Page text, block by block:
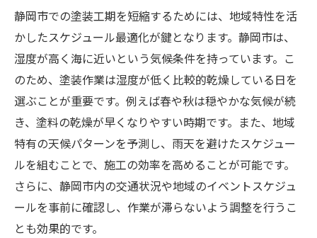
環境に優しい塗料の選定基準
塗装面に適した下地材の選び方
コストパフォーマンスの高い材料リスト
メーカー直送によるコスト削減術
材料品質の検証方法
静岡市特有の天候を考慮した塗装工期の短縮秘
策
雨季対策としての防水塗料
高湿度に強い塗装テクニック
風の影響を最小限にする施工方法
静岡市での塗装工期を短縮するためには、地域特性を活
かしたスケジュール最適化が鍵となります。静岡市は、
湿度が高く海に近いという気候条件を持っています。こ
のため、塗装作業は湿度が低く比較的乾燥している日を
選ぶことが重要です。例えば春や秋は穏やかな気候が続
き、塗料の乾燥が早くなりやすい時期です。また、地域
特有の天候パターンを予測し、雨天を避けたスケジュー
ルを組むことで、施工の効率を高めることが可能です。
さらに、静岡市内の交通状況や地域のイベントスケジュ
ールを事前に確認し、作業が滞らないよう調整を行うこ
とも効果的です。